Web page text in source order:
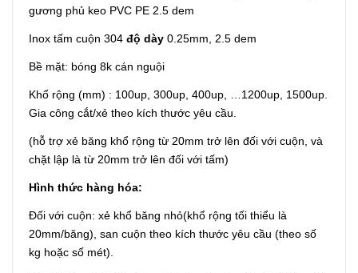
gương phủ keo PVC PE 2.5 dem
Inox tấm cuộn 304 độ dày 0.25mm, 2.5 dem
Bề mặt: bóng 8k cán nguội
Khổ rộng (mm) : 100up, 300up, 400up, …1200up, 1500up.
Gia công cắt/xẻ theo kích thước yêu cầu.
(hỗ trợ xẻ băng khổ rộng từ 20mm trở lên đối với cuộn, và
chặt lập là từ 20mm trở lên đối với tấm)
Hình thức hàng hóa:
Đối với cuộn: xẻ khổ băng nhỏ(khổ rộng tối thiểu là
20mm/băng), san cuộn theo kích thước yêu cầu (theo số
kg hoặc số mét).